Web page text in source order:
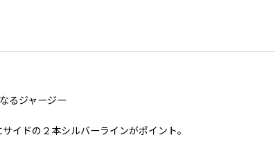
るジャージー
イドの２本シルバーラインがポイント。